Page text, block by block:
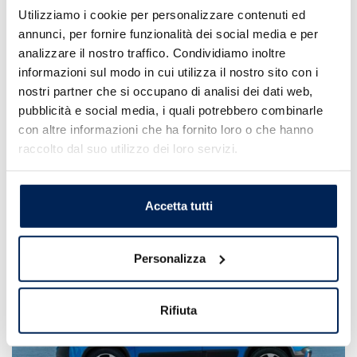
Utilizziamo i cookie per personalizzare contenuti ed
annunci, per fornire funzionalità dei social media e per
analizzare il nostro traffico. Condividiamo inoltre
informazioni sul modo in cui utilizza il nostro sito con i
nostri partner che si occupano di analisi dei dati web,
pubblicità e social media, i quali potrebbero combinarle
con altre informazioni che ha fornito loro o che hanno
raccolto dal suo utilizzo dei loro servizi.
Accetta tutti
Personalizza
Rifiuta
Fiat 500e
Tua da 9.950€
Scopri la promo